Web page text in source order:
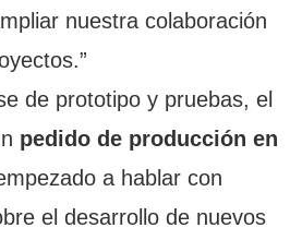
nuestra colaboración
de prototipo y pruebas, el
pedido de producción en
a hablar con
el desarrollo de nuevos